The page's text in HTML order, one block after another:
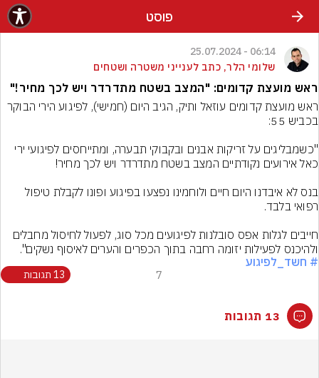
פוסט
06:14 - 25.07.2024
שלומי הלר, כתב לענייני משטרה ושטחים
ראש מועצת קדומים: "המצב בשטח מתדרדר ויש לכך מחיר!"
בנס לא איבדנו היום חיים ולוחמינו נפצעו בפיגוע ופונו לקבלת טיפול
ולהיכנס לפעילות יזומה רחבה בתוך הכפרים והערים לאיסוף נשקים".
# חשד_לפיגוע
7 13 תגובות
13 תגובות